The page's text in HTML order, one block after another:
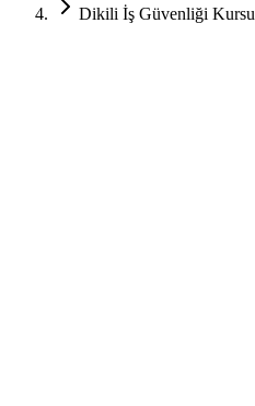
Dikili İş Güvenliği Kursu